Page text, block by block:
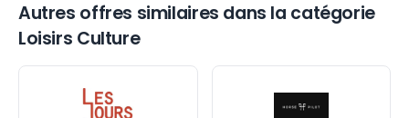
Autres offres similaires dans la catégorie
Loisirs Culture